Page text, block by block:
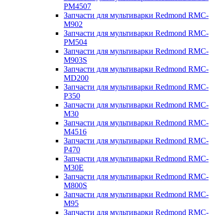
PM4507
Запчасти для мультиварки Redmond RMC-
M902
Запчасти для мультиварки Redmond RMC-
PM504
Запчасти для мультиварки Redmond RMC-
M903S
Запчасти для мультиварки Redmond RMC-
MD200
Запчасти для мультиварки Redmond RMC-
P350
Запчасти для мультиварки Redmond RMC-
M30
Запчасти для мультиварки Redmond RMC-
M4516
Запчасти для мультиварки Redmond RMC-
P470
Запчасти для мультиварки Redmond RMC-
M30E
Запчасти для мультиварки Redmond RMC-
M800S
Запчасти для мультиварки Redmond RMC-
M95
Запчасти для мультиварки Redmond RMC-